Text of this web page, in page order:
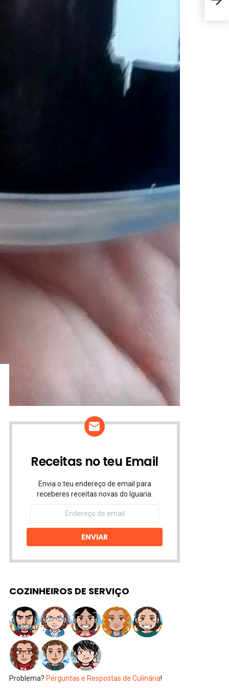
Receitas no teu Email
Envia o teu endereço de email para
receberes receitas novas do Iguaria.
Endereço
email
ENVIAR
COZINHEIROS DE SERVIÇO
Problema? Perguntas e Respostas de Culinária!